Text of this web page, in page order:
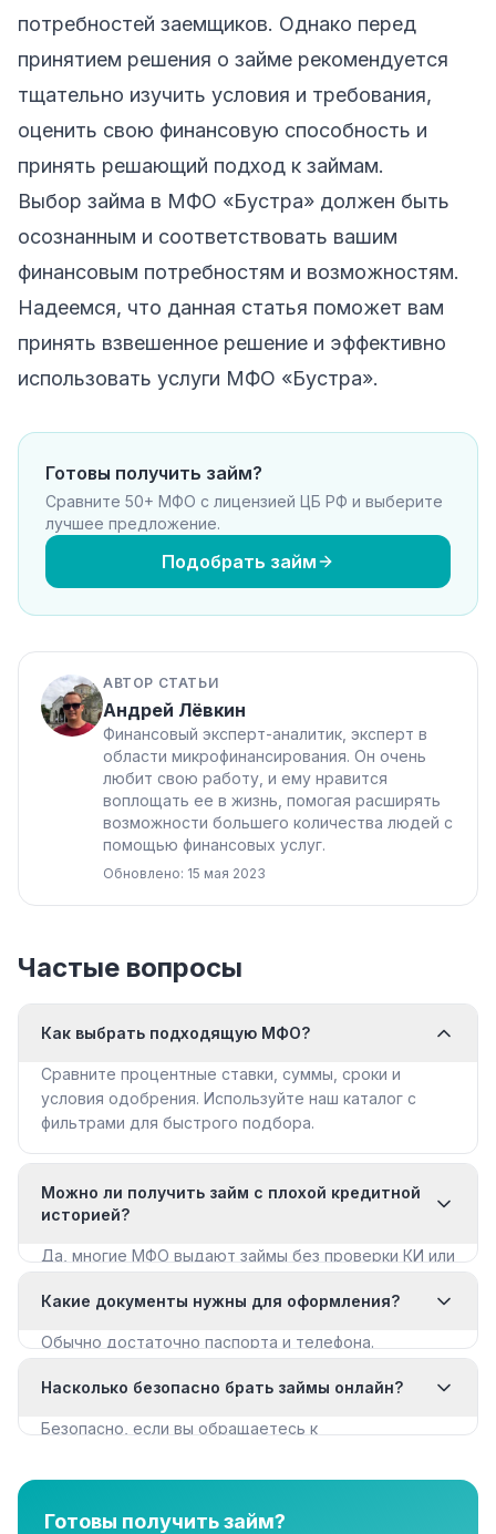
потребностей заемщиков. Однако перед
принятием решения о займе рекомендуется
тщательно изучить условия и требования,
оценить свою финансовую способность и
принять решающий подход к займам.
Выбор займа в МФО «Бустра» должен быть
осознанным и соответствовать вашим
финансовым потребностям и возможностям.
Надеемся, что данная статья поможет вам
принять взвешенное решение и эффективно
использовать услуги МФО «Бустра».
Готовы получить займ?
Сравните 50+ МФО с лицензией ЦБ РФ и выберите
лучшее предложение.
Подобрать займ
АВТОР СТАТЬИ
Андрей Лёвкин
Финансовый эксперт-аналитик, эксперт в
области микрофинансирования. Он очень
любит свою работу, и ему нравится
воплощать ее в жизнь, помогая расширять
возможности большего количества людей с
помощью финансовых услуг.
Обновлено: 15 мая 2023
Частые вопросы
Как выбрать подходящую МФО?
Сравните процентные ставки, суммы, сроки и
условия одобрения. Используйте наш каталог с
фильтрами для быстрого подбора.
Можно ли получить займ с плохой кредитной
историей?
Да, многие МФО выдают займы без проверки КИ или
с плохой КИ».
Какие документы нужны для оформления?
Обычно достаточно паспорта и телефона.
документы для крупных сумм.
Насколько безопасно брать займы онлайн?
Безопасно, если вы обращаетесь к
организации в нашем каталоге имеют лицензию.
Готовы получить займ?